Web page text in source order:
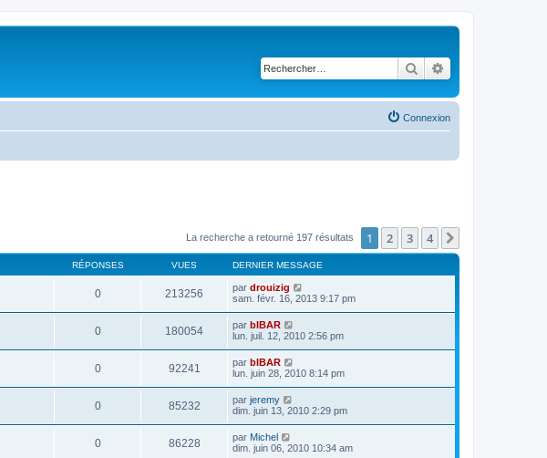
Rechercher
Connexion
La recherche a retourné 197 résultats 1 2 3 4
RÉPONSES VUES DERNIER MESSAGE
0 213256 par drouizig
sam. févr. 16, 2013 9:17 pm
0 180054 par bIBAR
lun. juil. 12, 2010 2:56 pm
0 92241 par bIBAR
lun. juin 28, 2010 8:14 pm
0 85232 par jeremy
dim. juin 13, 2010 2:29 pm
0 86228 par Michel
dim. juin 06, 2010 10:34 am